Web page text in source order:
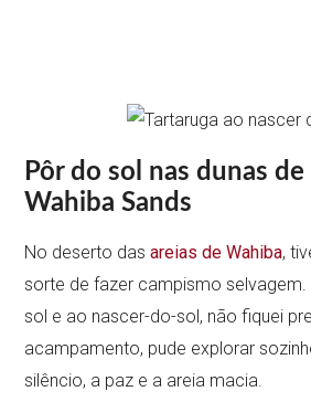
Pôr do sol nas dunas
Wahiba Sands
No deserto dasareias de Wahiba,
sorte de fazer campismo selvagem.
sol e ao nascer-do-sol, não fiquei
acampamento, pude explorar
silêncio, a paz e a areia macia.